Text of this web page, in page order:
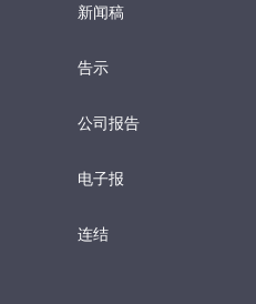
新闻稿
告示
公司报告
电子报​
连结